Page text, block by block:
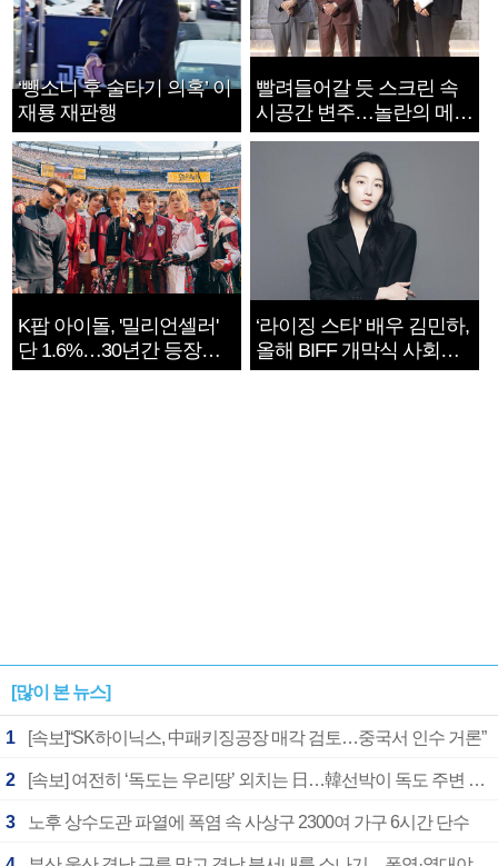
‘뺑소니 후 술타기 의혹’ 이
재룡 재판행
빨려들어갈 듯 스크린 속
시공간 변주…놀란의 메시
지는 ‘전쟁 속죄’
K팝 아이돌, '밀리언셀러'
단 1.6%…30년간 등장
1182개팀 전수조사
‘라이징 스타’ 배우 김민하,
올해 BIFF 개막식 사회자
확정
[많이 본 뉴스]
1 [속보]“SK하이닉스, 中패키징공장 매각 검토…중국서 인수 거론”
2 [속보] 여전히 ‘독도는 우리땅’ 외치는 日…韓선박이 독도 주변 해양조사 활동하자 반발
3 노후 상수도관 파열에 폭염 속 사상구 2300여 가구 6시간 단수